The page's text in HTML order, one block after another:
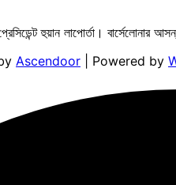
হুয়ান লাপোর্তা। বার্সেলোনার
Ascendoor | Powered by